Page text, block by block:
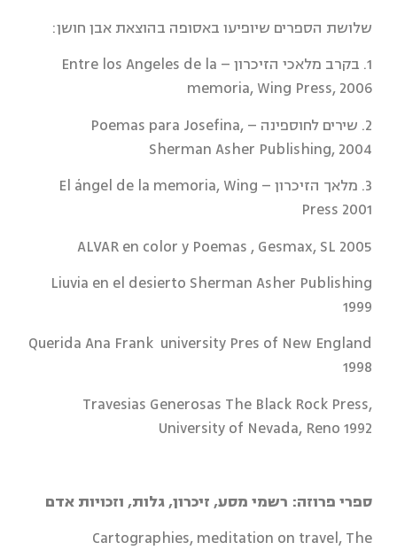
שלושת הספרים שיופיעו באסופה בהוצאת אבן חושן:
1. בקרב מלאכי הזיכרון – Entre los Angeles de la
memoria, Wing Press, 2006
2. שירים לחוספינה – Poemas para Josefina,
Sherman Asher Publishing, 2004
3. מלאך הזיכרון – El ángel de la memoria, Wing
Press 2001
ALVAR en color y Poemas , Gesmax, SL 2005
Liuvia en el desierto Sherman Asher Publishing
1999
Querida Ana Frank university Pres of New England
1998
Travesias Generosas The Black Rock Press,
University of Nevada, Reno 1992
ספרי פרוזה: רשמי מסע, זיכרון, גלות, וזכויות אדם
Cartographies, meditation on travel, The